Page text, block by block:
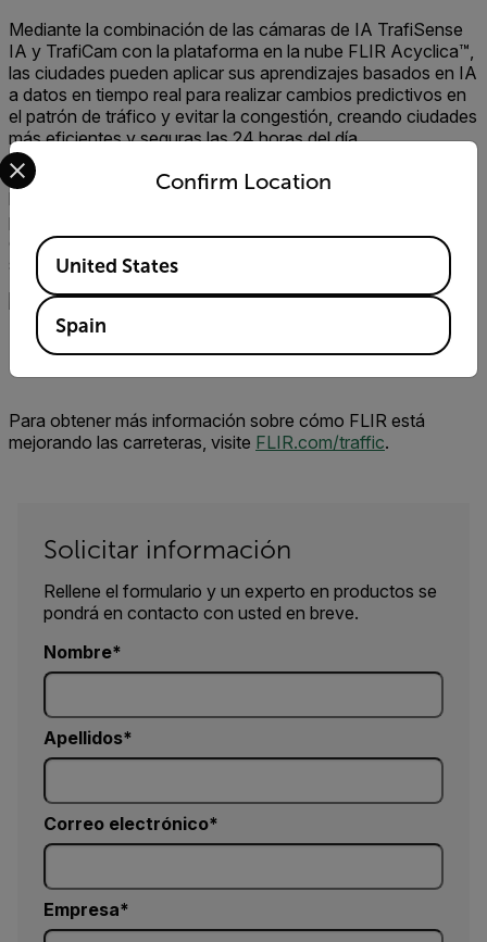
Mediante la combinación de las cámaras de IA TrafiSense
IA y TrafiCam con la plataforma en la nube FLIR Acyclica™,
las ciudades pueden aplicar sus aprendizajes basados en IA
a datos en tiempo real para realizar cambios predictivos en
el patrón de tráfico y evitar la congestión, creando ciudades
más eficientes y seguras las 24 horas del día.
Al poder adaptarse a futuros cambios en
las
para
que permitirá una mejor comunicación entre los vehículos y
sus
alrededorespara mejorar aún más la seguridad vial.
Los sensores de tráfico habilitados para IA detectan y
Para obtener más información sobre cómo FLIR está
mejorando las carreteras, visite FLIR.com/traffic.
Solicitar información
Rellene el formulario y un experto en productos se
pondrá en contacto con usted en breve.
Nombre
Apellidos
Correo electrónico
Empresa
Confirm Location
Select your preferred country and language from the
Available Locations
United States
Spain